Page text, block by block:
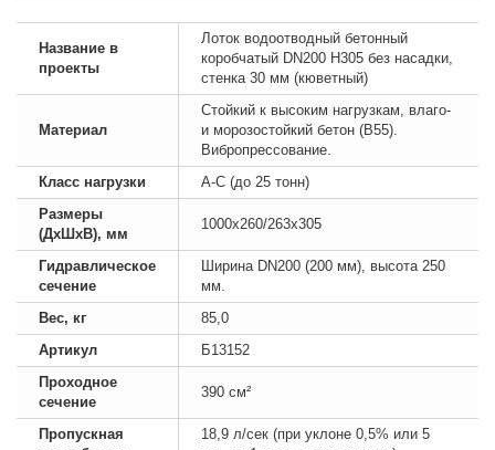
Название в
проекты
Лоток водоотводный бетонный
коробчатый DN200 H305 без насадки,
стенка 30 мм (кюветный)
Материал
Стойкий к высоким нагрузкам, влаго-
и морозостойкий бетон (B55).
Вибропрессование.
Класс нагрузки
А-С (до 25 тонн)
Размеры
(ДхШхВ), мм
1000х260/263х305
Гидравлическое
сечение
Ширина DN200 (200 мм), высота 250
мм.
Вес, кг
85,0
Артикул
Б13152
Проходное
сечение
390 см²
Пропускная
18,9 л/сек (при уклоне 0,5% или 5